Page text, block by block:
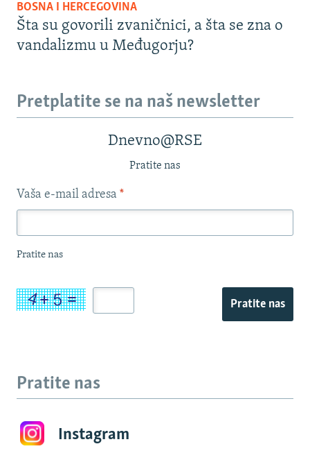
BOSNA I HERCEGOVINA
Šta su govorili zvaničnici, a šta se zna o
vandalizmu u Međugorju?
Pretplatite se na naš newsletter
Dnevno@RSE
Pratite nas
Vaša e-mail adresa *
Pratite nas
Pratite nas
Pratite nas
Instagram